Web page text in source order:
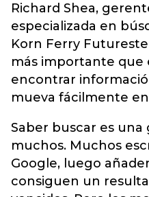
Richard Shea,
especializada en
Korn Ferry
más importante que
encontrar
mueva fácilmente
Saber buscar es una
muchos. Muchos
Google, luego
consiguen un